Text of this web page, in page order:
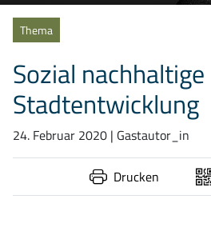
Kategorien
Thema
Sozial nachhaltige
Stadtentwicklung
24. Februar 2020 | Gastautor_in
Drucken